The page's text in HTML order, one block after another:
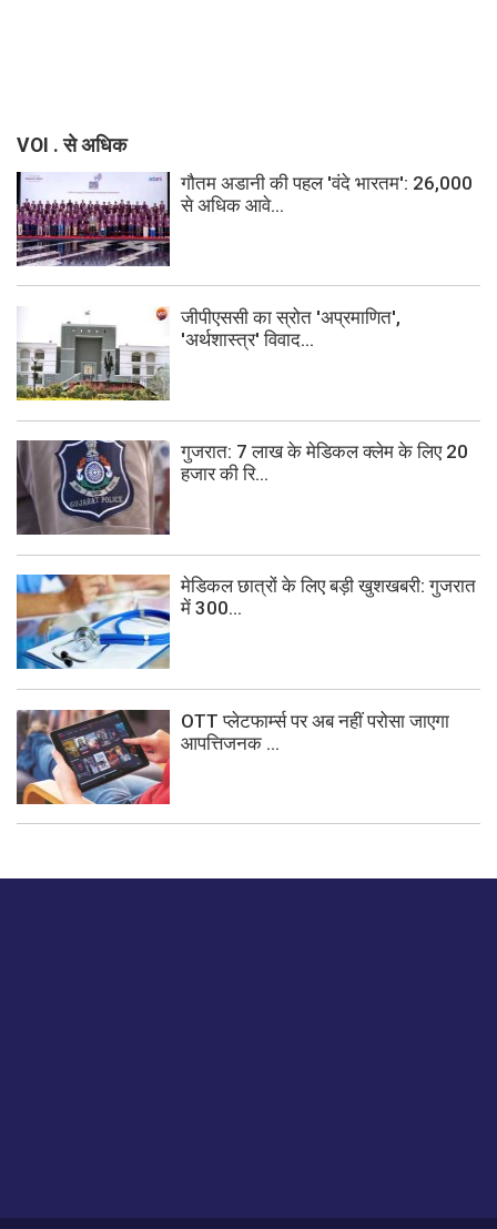
VOI . से अधिक
गौतम अडानी की पहल 'वंदे भारतम': 26,000
से अधिक आवे...
जीपीएससी का स्रोत 'अप्रमाणित',
'अर्थशास्त्र' विवाद...
गुजरात: 7 लाख के मेडिकल क्लेम के लिए 20
हजार की रि...
मेडिकल छात्रों के लिए बड़ी खुशखबरी: गुजरात
में 300...
OTT प्लेटफार्म्स पर अब नहीं परोसा जाएगा
आपत्तिजनक ...